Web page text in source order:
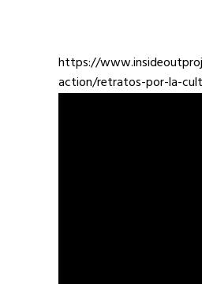
https://
action/retratos-por-la-